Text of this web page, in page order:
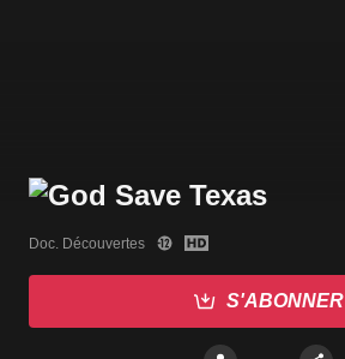
Doc. Découvertes
S'ABONNER